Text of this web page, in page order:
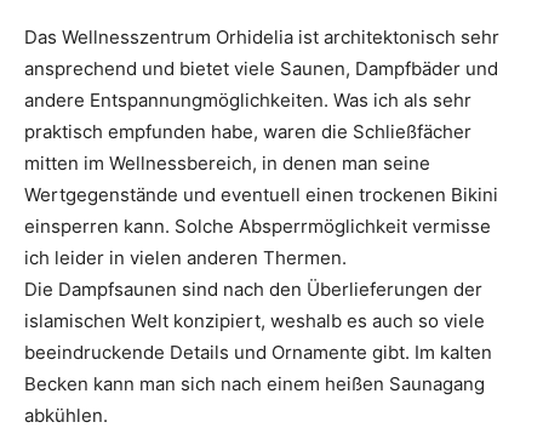
Das Wellnesszentrum Orhidelia ist architektonisch sehr
ansprechend und bietet viele Saunen, Dampfbäder und
andere Entspannungmöglichkeiten. Was ich als sehr
praktisch empfunden habe, waren die Schließfächer
mitten im Wellnessbereich, in denen man seine
Wertgegenstände und eventuell einen trockenen Bikini
einsperren kann. Solche Absperrmöglichkeit vermisse
ich leider in vielen anderen Thermen.
Die Dampfsaunen sind nach den Überlieferungen der
islamischen Welt konzipiert, weshalb es auch so viele
beeindruckende Details und Ornamente gibt. Im kalten
Becken kann man sich nach einem heißen Saunagang
abkühlen.